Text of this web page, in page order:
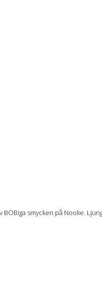
smycken på Noolie.